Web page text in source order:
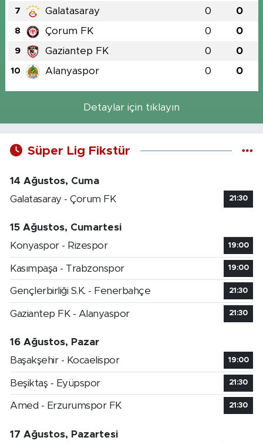
7 Galatasaray 0 0
8 Çorum FK 0 0
9 Gaziantep FK 0 0
10 Alanyaspor 0 0
Detaylar için tıklayın
Süper Lig Fikstür
14 Ağustos, Cuma
Galatasaray - Çorum FK
21:30
15 Ağustos, Cumartesi
Konyaspor - Rizespor
19:00
Kasımpaşa - Trabzonspor 19:00
Gençlerbirliği S.K. - Fenerbahçe 21:30
Gaziantep FK - Alanyaspor 21:30
16 Ağustos, Pazar
Başakşehir - Kocaelispor
19:00
Beşiktaş - Eyüpspor 21:30
Amed - Erzurumspor FK 21:30
17 Ağustos, Pazartesi